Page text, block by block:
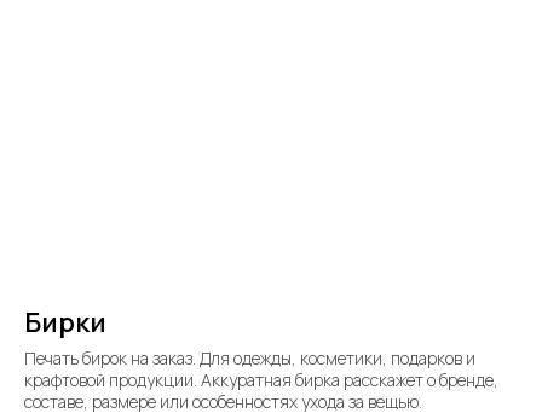
Бирки
Печать бирок на заказ. Для одежды, косметики, подарков и
крафтовой продукции. Аккуратная бирка расскажет о бренде,
составе, размере или особенностях ухода за вещью.